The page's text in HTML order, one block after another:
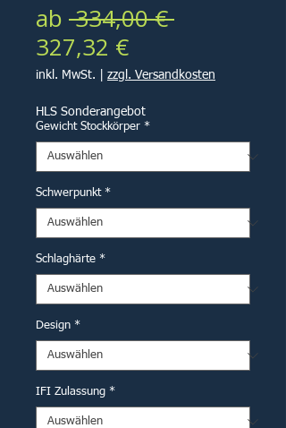
ab 334,00 €
327,32 €Sale-
Preis
inkl. MwSt. zzgl. Versandkosten
HLS Sonderangebot
Gewicht Stockkörper *
Schwerpunkt *
Schlaghärte *
Design *
IFI Zulassung *